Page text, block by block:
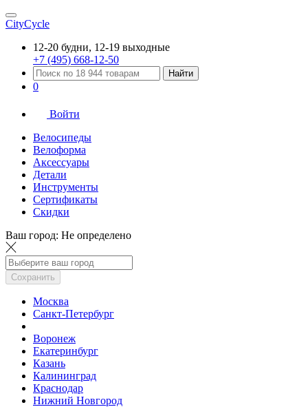
CityCycle
12-20 будни, 12-19 выходные
+7 (495) 668-12-50
Найти
0
Войти
Велосипеды
Велоформа
Аксессуары
Детали
Инструменты
Сертификаты
Скидки
Ваш город: Не определено
Сохранить
Москва
Санкт-Петербург
Воронеж
Екатеринбург
Казань
Калининград
Краснодар
Нижний Новгород